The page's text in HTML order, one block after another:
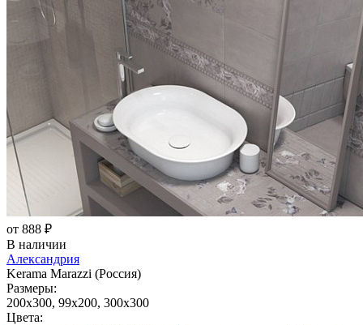
от 888 ₽
В наличии
Александрия
Kerama Marazzi (Россия)
Размеры:
200x300, 99x200, 300x300
Цвета: